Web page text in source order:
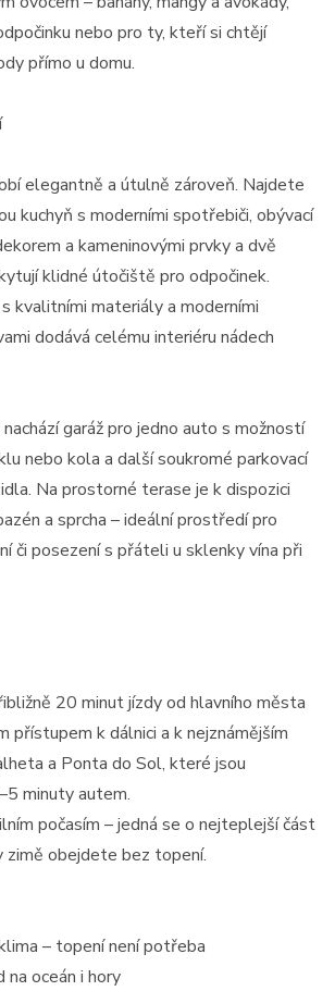
nebo pro ty, kteří si chtějí
přímo u domu.
elegantně a útulně zároveň. Najdete
kuchyň s moderními spotřebiči, obývací
a kameninovými prvky a dvě
klidné útočiště pro odpočinek.
kvalitními materiály a moderními
dodává celému interiéru nádech
garáž pro jedno auto s možností
nebo kola a další soukromé parkovací
Na prostorné terase je k dispozici
a sprcha – ideální prostředí pro
či posezení s přáteli u sklenky vína při
20 minut jízdy od hlavního města
přístupem k dálnici a k nejznámějším
a Ponta do Sol, které jsou
minuty autem.
počasím – jedná se o nejteplejší část
zimě obejdete bez topení.
– topení není potřeba
na oceán i hory